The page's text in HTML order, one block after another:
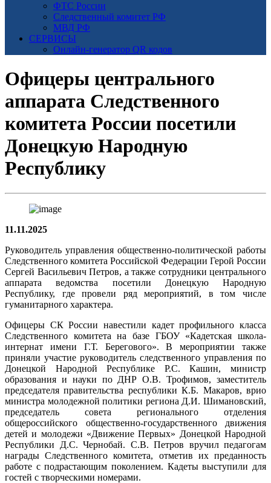
ФТС России
Следственный комитет РФ
МВД РФ
СЕРВИСЫ
Онлайн-генератор QR кодов
Офицеры центрального
аппарата Следственного
комитета России посетили
Донецкую Народную
Республику
11.11.2025
Руководитель управления общественно-политической работы
Следственного комитета Российской Федерации Герой России
Сергей Васильевич Петров, а также сотрудники центрального
аппарата ведомства посетили Донецкую Народную
Республику, где провели ряд мероприятий, в том числе
гуманитарного характера.
Офицеры СК России навестили кадет профильного класса
Следственного комитета на базе ГБОУ «Кадетская школа-
интернат имени Г.Т. Берегового». В мероприятии также
приняли участие руководитель следственного управления по
Донецкой Народной Республике Р.С. Кашин, министр
образования и науки по ДНР О.В. Трофимов, заместитель
председателя правительства республики К.Б. Макаров, врио
министра молодежной политики региона Д.И. Шимановский,
председатель совета регионального отделения
общероссийского общественно-государственного движения
детей и молодежи «Движение Первых» Донецкой Народной
Республики Д.С. Чернобай. С.В. Петров вручил педагогам
награды Следственного комитета, отметив их преданность
работе с подрастающим поколением. Кадеты выступили для
гостей с творческими номерами.